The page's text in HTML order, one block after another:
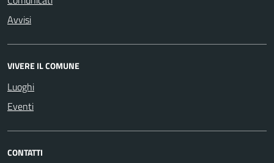
Avvisi
VIVERE IL COMUNE
Luoghi
Eventi
CONTATTI